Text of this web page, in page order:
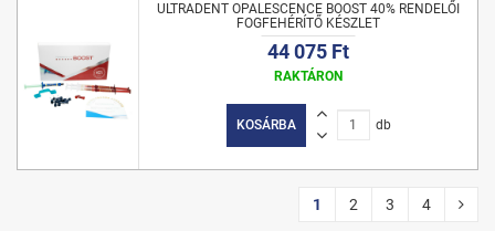
ULTRADENT OPALESCENCE BOOST 40% RENDELŐI
FOGFEHÉRÍTŐ KÉSZLET
44 075 Ft
RAKTÁRON
KOSÁRBA db
1 2 3 4